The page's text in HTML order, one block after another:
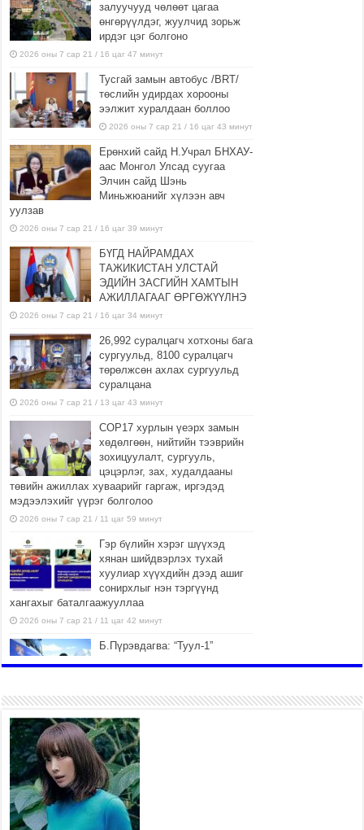
залуучууд чөлөөт цагаа
өнгөрүүлдэг, жуулчид зорьж
ирдэг цэг болгоно
2026 оны 7 сар 21 / 16 цаг 47 минут
Тусгай замын автобус /BRT/
төслийн удирдах хорооны
ээлжит хуралдаан боллоо
2026 оны 7 сар 21 / 16 цаг 43 минут
Ерөнхий сайд Н.Учрал БНХАУ-
аас Монгол Улсад суугаа
Элчин сайд Шэнь
Миньжюанийг хүлээн авч
уулзав
2026 оны 7 сар 21 / 16 цаг 39 минут
БҮГД НАЙРАМДАХ
ТАЖИКИСТАН УЛСТАЙ
ЭДИЙН ЗАСГИЙН ХАМТЫН
АЖИЛЛАГААГ ӨРГӨЖҮҮЛНЭ
2026 оны 7 сар 21 / 16 цаг 34 минут
26,992 суралцагч хотхоны бага
сургуульд, 8100 суралцагч
төрөлжсөн ахлах сургуульд
суралцана
2026 оны 7 сар 21 / 13 цаг 43 минут
COP17 хурлын үеэрх замын
хөдөлгөөн, нийтийн тээврийн
зохицуулалт, сургууль,
цэцэрлэг, зах, худалдааны
төвийн ажиллах хуваарийг гаргаж, иргэдэд
мэдээлэхийг үүрэг болголоо
2026 оны 7 сар 21 / 11 цаг 59 минут
Гэр бүлийн хэрэг шүүхэд
хянан шийдвэрлэх тухай
хуулиар хүүхдийн дээд ашиг
сонирхлыг нэн тэргүүнд
хангахыг баталгаажууллаа
2026 оны 7 сар 21 / 11 цаг 42 минут
Б.Пүрэвдагва: “Туул-1”
2026 оны 7 сар 21 / 10 цаг 15 минут
НИЙСЛЭЛ, АЙМГИЙН
УДИРДЛАГУУДЫН АЖЛЫГ
ХҮНД СУРТЛЫГ БУУРУУЛЖ,
ИРГЭД, АЖ АХУЙН НЭГЖИЙН
АЧААГ ХЭРХЭН ХӨНГӨЛСНӨӨР ДҮГНЭНЭ
2026 оны 7 сар 21 / 10 цаг 09 минут